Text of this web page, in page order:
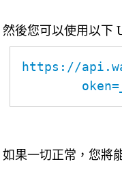
然後您可以使用以下
https://
如果一切正常，您將